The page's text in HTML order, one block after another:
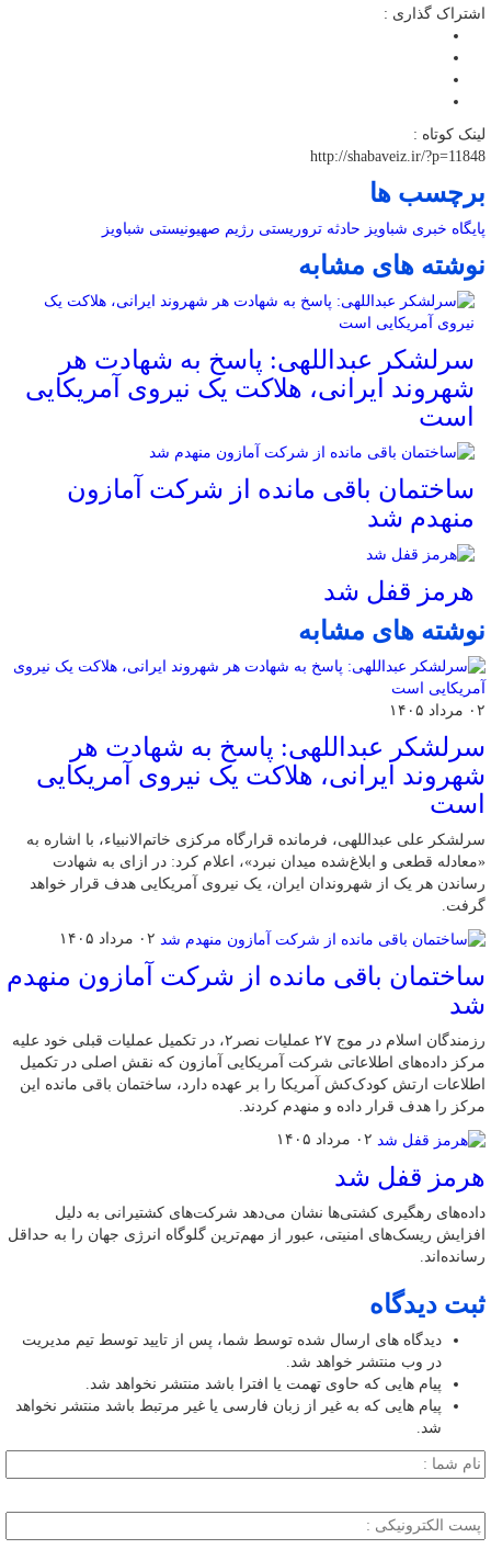
اشتراک گذاری :
لینک کوتاه :
http://shabaveiz.ir/?p=11848
برچسب ها
پایگاه خبری شباویز حادثه تروریستی رژیم صهیونیستی شباویز
نوشته های مشابه
سرلشکر عبداللهی: پاسخ به شهادت هر
شهروند ایرانی، هلاکت یک نیروی آمریکایی
است
ساختمان باقی مانده از شرکت آمازون
منهدم شد
هرمز قفل شد
نوشته های مشابه
۰۲ مرداد ۱۴۰۵
سرلشکر عبداللهی: پاسخ به شهادت هر
شهروند ایرانی، هلاکت یک نیروی آمریکایی
است
سرلشکر علی عبداللهی، فرمانده قرارگاه مرکزی خاتم‌الانبیاء، با اشاره به
«معادله قطعی و ابلاغ‌شده میدان نبرد»، اعلام کرد: در ازای به شهادت
رساندن هر یک از شهروندان ایران، یک نیروی آمریکایی هدف قرار خواهد
گرفت.
۰۲ مرداد ۱۴۰۵
ساختمان باقی مانده از شرکت آمازون منهدم
شد
رزمندگان اسلام در موج ۲۷ عملیات نصر۲، در تکمیل عملیات قبلی خود علیه
مرکز داده‌های اطلاعاتی شرکت آمریکایی آمازون که نقش اصلی در تکمیل
اطلاعات ارتش کودک‌کش آمریکا را بر عهده دارد، ساختمان باقی مانده این
مرکز را هدف قرار داده و منهدم کردند.
۰۲ مرداد ۱۴۰۵
هرمز قفل شد
داده‌های رهگیری کشتی‌ها نشان می‌دهد شرکت‌های کشتیرانی به دلیل
افزایش ریسک‌های امنیتی، عبور از مهم‌ترین گلوگاه انرژی جهان را به حداقل
رسانده‌اند.
ثبت دیدگاه
دیدگاه های ارسال شده توسط شما، پس از تایید توسط تیم مدیریت
در وب منتشر خواهد شد.
پیام هایی که حاوی تهمت یا افترا باشد منتشر نخواهد شد.
پیام هایی که به غیر از زبان فارسی یا غیر مرتبط باشد منتشر نخواهد
شد.